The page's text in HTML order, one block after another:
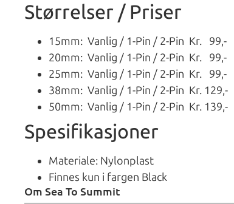
Størrelser / Priser
15mm: Vanlig / 1-Pin / 2-Pin Kr. 99,-
20mm: Vanlig / 1-Pin / 2-Pin Kr. 99,-
25mm: Vanlig / 1-Pin / 2-Pin Kr. 99,-
38mm: Vanlig / 1-Pin / 2-Pin Kr. 129,-
50mm: Vanlig / 1-Pin / 2-Pin Kr. 139,-
Spesifikasjoner
Materiale: Nylonplast
Finnes kun i fargen Black
Om Sea To Summit